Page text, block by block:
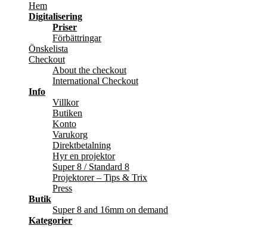
Hem
Digitalisering
Priser
Förbättringar
Önskelista
Checkout
About the checkout
International Checkout
Info
Villkor
Butiken
Konto
Varukorg
Direktbetalning
Hyr en projektor
Super 8 / Standard 8
Projektorer – Tips & Trix
Press
Butik
Super 8 and 16mm on demand
Kategorier